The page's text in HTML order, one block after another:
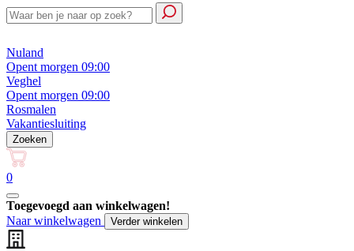
Nuland
Opent morgen 09:00
Veghel
Opent morgen 09:00
Rosmalen
Vakantiesluiting
Zoeken
0
Toegevoegd aan winkelwagen!
Naar winkelwagen
Verder winkelen